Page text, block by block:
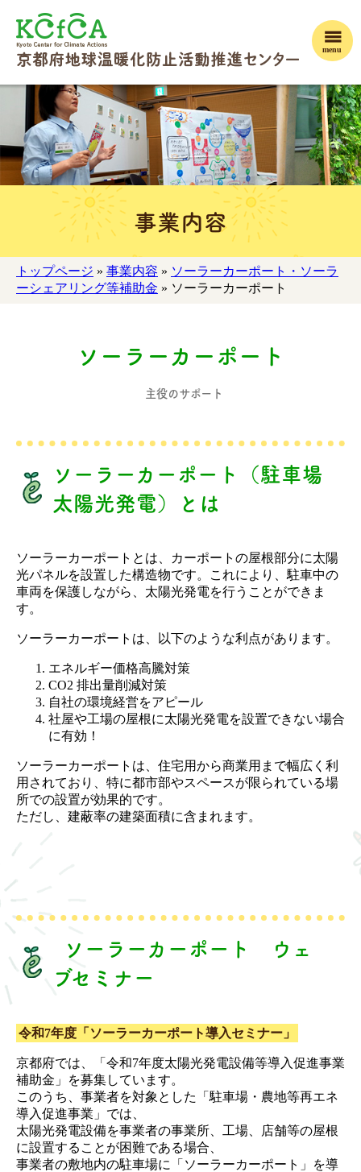
menu
事業内容
トップページ » 事業内容 » ソーラーカーポート・ソーラ
ーシェアリング等補助金 » ソーラーカーポート
ソーラーカーポート
主役のサポート
ソーラーカーポート（駐車場
太陽光発電）とは
ソーラーカーポートとは、カーポートの屋根部分に太陽
光パネルを設置した構造物です。これにより、駐車中の
車両を保護しながら、太陽光発電を行うことができま
す。
ソーラーカーポートは、以下のような利点があります。
エネルギー価格高騰対策
CO2 排出量削減対策
自社の環境経営をアピール
社屋や工場の屋根に太陽光発電を設置できない場合
に有効！
ソーラーカーポートは、住宅用から商業用まで幅広く利
用されており、特に都市部やスペースが限られている場
所での設置が効果的です。
ただし、建蔽率の建築面積に含まれます。
ソーラーカーポート ウェ
ブセミナー
令和7年度「ソーラーカーポート導入セミナー」
京都府では、「令和7年度太陽光発電設備等導入促進事業
補助金」を募集しています。
このうち、事業者を対象とした「駐車場・農地等再エネ
導入促進事業」では、
太陽光発電設備を事業者の事業所、工場、店舗等の屋根
に設置することが困難である場合、
事業者の敷地内の駐車場に「ソーラーカーポート」を導